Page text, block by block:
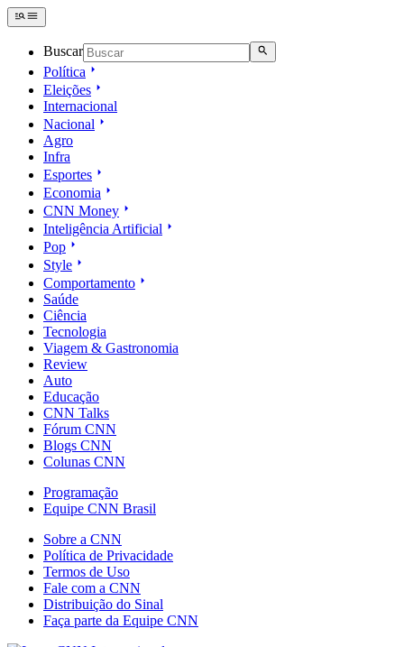
Buscar
Política
Eleições
Internacional
Nacional
Agro
Infra
Esportes
Economia
CNN Money
Inteligência Artificial
Pop
Style
Comportamento
Saúde
Ciência
Tecnologia
Viagem & Gastronomia
Review
Auto
Educação
CNN Talks
Fórum CNN
Blogs CNN
Colunas CNN
Programação
Equipe CNN Brasil
Sobre a CNN
Política de Privacidade
Termos de Uso
Fale com a CNN
Distribuição do Sinal
Faça parte da Equipe CNN